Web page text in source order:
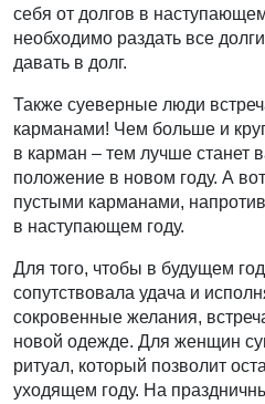
себя от долгов в
необходимо раздать все
давать в долг.
Также суеверные люди
карманами! Чем больше и
в карман – тем лучше станет
положение в новом году. А
пустыми карманами,
в наступающем году.
Для того, чтобы в будущем
сопутствовала удача и
сокровенные желания,
новой одежде. Для женщин
ритуал, который позволит
уходящем году. На